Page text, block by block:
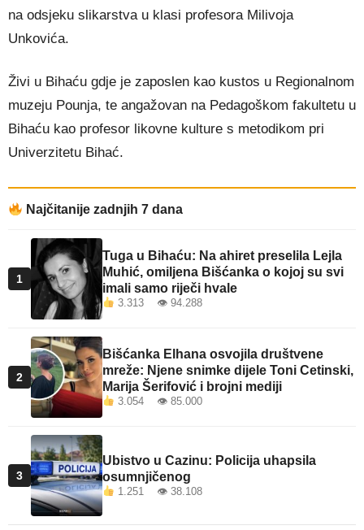
na odsjeku slikarstva u klasi profesora Milivoja
Unkovića.
Živi u Bihaću gdje je zaposlen kao kustos u Regionalnom
muzeju Pounja, te angažovan na Pedagoškom fakultetu u
Bihaću kao profesor likovne kulture s metodikom pri
Univerzitetu Bihać.
Najčitanije zadnjih 7 dana
1
Tuga u Bihaću: Na ahiret preselila Lejla
Muhić, omiljena Bišćanka o kojoj su svi
imali samo riječi hvale
3.313 👁 94.288
2
Bišćanka Elhana osvojila društvene
mreže: Njene snimke dijele Toni Cetinski,
Marija Šerifović i brojni mediji
3.054 👁 85.000
3
Ubistvo u Cazinu: Policija uhapsila
osumnjičenog
1.251 👁 38.108